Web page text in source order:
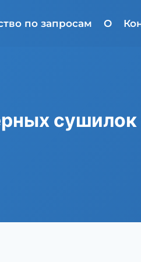
по запросам О
сушилок